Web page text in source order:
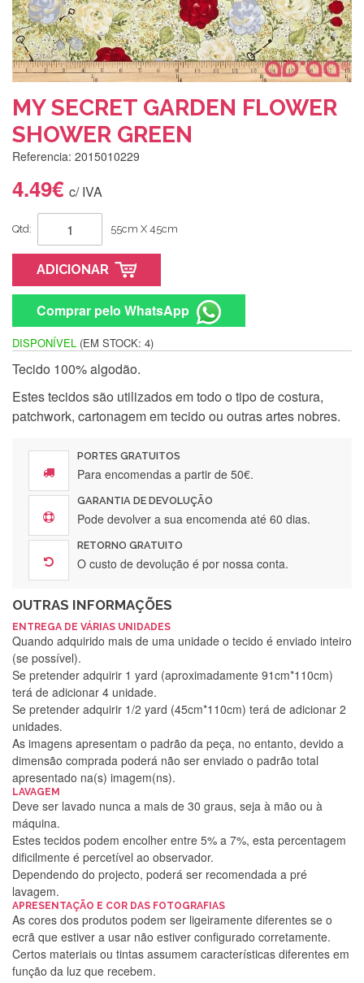
MY SECRET GARDEN FLOWER
SHOWER GREEN
Referencia: 2015010229
4.49€ c/ IVA
Qtd: 55cm X 45cm
ADICIONAR
Comprar pelo WhatsApp
DISPONÍVEL (EM STOCK: 4)
Tecido 100% algodão.
Estes tecidos são utilizados em todo o tipo de costura,
patchwork, cartonagem em tecido ou outras artes nobres.
PORTES GRATUITOS
Para encomendas a partir de 50€.
GARANTIA DE DEVOLUÇÃO
Pode devolver a sua encomenda até 60 dias.
RETORNO GRATUITO
O custo de devolução é por nossa conta.
OUTRAS INFORMAÇÕES
ENTREGA DE VÁRIAS UNIDADES
Quando adquirido mais de uma unidade o tecido é enviado inteiro
(se possível).
Se pretender adquirir 1 yard (aproximadamente 91cm*110cm)
terá de adicionar 4 unidade.
Se pretender adquirir 1/2 yard (45cm*110cm) terá de adicionar 2
unidades.
As imagens apresentam o padrão da peça, no entanto, devido a
dimensão comprada poderá não ser enviado o padrão total
apresentado na(s) imagem(ns).
LAVAGEM
Deve ser lavado nunca a mais de 30 graus, seja à mão ou à
máquina.
Estes tecidos podem encolher entre 5% a 7%, esta percentagem
dificilmente é percetível ao observador.
Dependendo do projecto, poderá ser recomendada a pré
lavagem.
APRESENTAÇÃO E COR DAS FOTOGRAFIAS
As cores dos produtos podem ser ligeiramente diferentes se o
ecrã que estiver a usar não estiver configurado corretamente.
Certos materiais ou tintas assumem características diferentes em
função da luz que recebem.
Silvia Lopes
Encomenda direitinha. Rapidez e segurança. Volto a
encomendar.